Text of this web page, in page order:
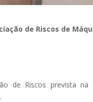
de Riscos de
de Riscos prevista na